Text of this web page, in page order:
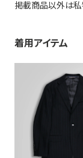
掲載商品以外は私
着用アイテム